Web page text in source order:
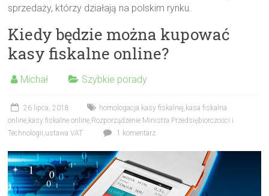
sprzedaży, którzy działają na polskim rynku.
Kiedy będzie można kupować
kasy fiskalne online?
Michał Szybkie porady
26 lipca, 2018 homologacja kasy fiskalnej, kasa fiskalna
online, kasy fiskalne online, Rozporządzenie Ministra Przedsiębiorczości i
Technologii,ustawa VAT 1 komentarz